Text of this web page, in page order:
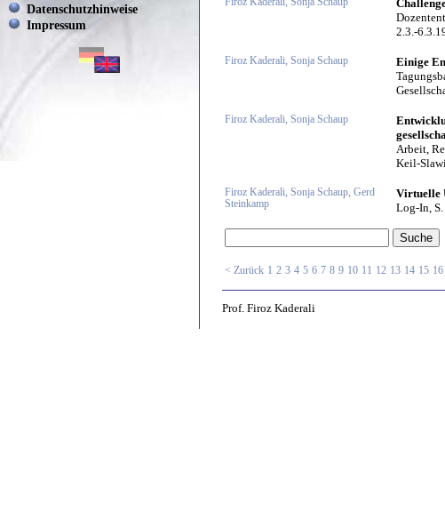
Datenschutzhinweise
Impressum
2.3.-
Firoz Kaderali, Sonja Schaup
Einige
Firoz Kaderali, Sonja Schaup
Arbeit,
Keil-
Firoz Kaderali, Sonja Schaup, Gerd
Steinkamp
Virtuelle
Log-In,
< Zurück 1 2 3 4 5 6 7 8 9 10 11 12 13 14 15 16
Prof. Firoz Kaderali